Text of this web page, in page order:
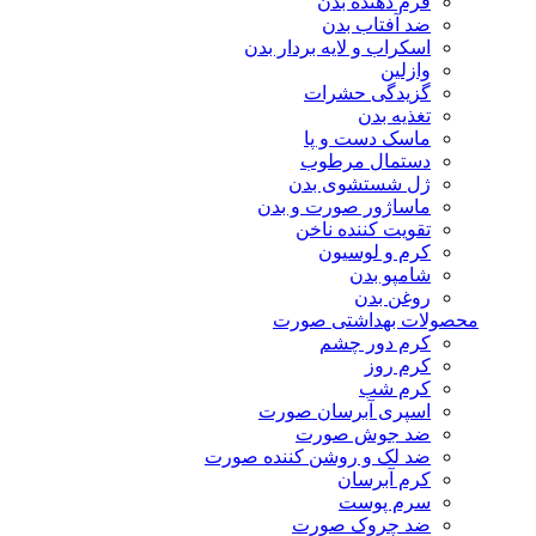
ضد آفتاب بدن
اسکراب و لایه بردار بدن
وازلین
گزیدگی حشرات
تغذیه بدن
ماسک دست و پا
دستمال مرطوب
ژل شستشوی بدن
ماساژور صورت و بدن
تقویت کننده ناخن
کرم و لوسیون
شامپو بدن
روغن بدن
محصولات بهداشتی صورت
کرم دور چشم
کرم روز
کرم شب
اسپری آبرسان صورت
ضد جوش صورت
ضد لک و روشن کننده صورت
کرم آبرسان
سرم پوست
ضد چروک صورت